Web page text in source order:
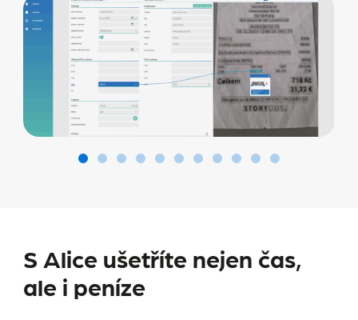
S Alice ušetříte nejen čas,
ale i peníze